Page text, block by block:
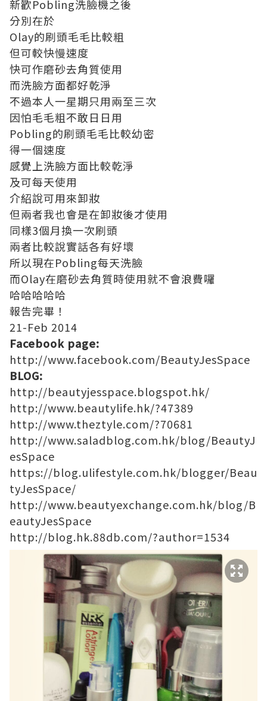
新歡Pobling洗臉機之後
分別在於
Olay的刷頭毛毛比較粗
但可較快慢速度
快可作磨砂去角質使用
而洗臉方面都好乾淨
不過本人一星期只用兩至三次
因怕毛毛粗不敢日日用
Pobling的刷頭毛毛比較幼密
得一個速度
感覺上洗臉方面比較乾淨
及可每天使用
介紹說可用來卸妝
但兩者我也會是在卸妝後才使用
同樣3個月換一次刷頭
兩者比較說實話各有好壞
所以現在Pobling每天洗臉
而Olay在磨砂去角質時使用就不會浪費囉
哈哈哈哈哈
報告完畢！
21-Feb 2014
Facebook page:
http://www.facebook.com/BeautyJesSpace
BLOG:
http://beautyjesspace.blogspot.hk/
http://www.beautylife.hk/?47389
http://www.theztyle.com/?70681
http://www.saladblog.com.hk/blog/BeautyJ
esSpace
https://blog.ulifestyle.com.hk/blogger/Beau
tyJesSpace/
http://www.beautyexchange.com.hk/blog/B
eautyJesSpace
http://blog.hk.88db.com/?author=1534